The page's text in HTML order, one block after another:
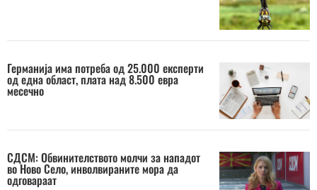
Германија има потреба од 25.000 експерти
од една област, плата над 8.500 евра
месечно
СДСМ: Обвинителството молчи за нападот
во Ново Село, инволвираните мора да
одговараат